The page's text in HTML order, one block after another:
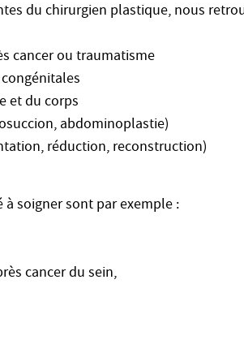
du chirurgien plastique, nous
cancer ou traumatisme
et du corps
abdominoplastie)
réduction, reconstruction)
à soigner sont par exemple :
cancer du sein,